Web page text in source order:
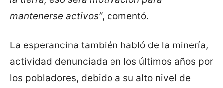
mantenerse activos”, comentó.
La esperancina también habló de la minería,
actividad denunciada en los últimos años por
los pobladores, debido a su alto nivel de